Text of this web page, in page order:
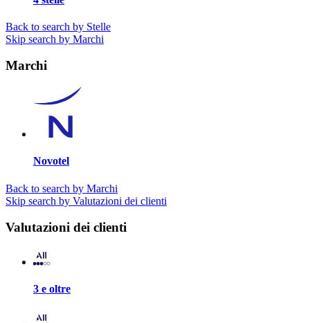
Back to search by Stelle
Skip search by Marchi
Marchi
Novotel
Back to search by Marchi
Skip search by Valutazioni dei clienti
Valutazioni dei clienti
3 e oltre